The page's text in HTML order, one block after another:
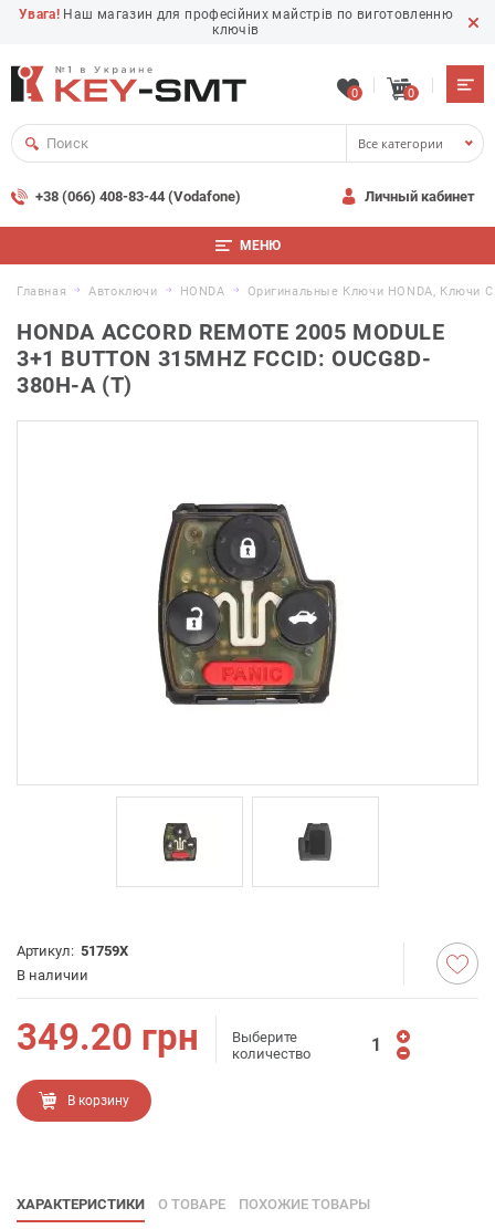
Увага! Наш магазин для професійних майстрів по виготовленню
ключів
0 0
Все категории
+38 (066) 408-83-44 (Vodafone) Личный кабинет
МЕНЮ
Главная Автоключи HONDA Оригинальные Ключи HONDA, Ключи
HONDA ACCORD REMOTE 2005 MODULE
3+1 BUTTON 315MHZ FCCID: OUCG8D-
380H-A (T)
Артикул: 51759X
В наличии
349.20 грн
Выберите
количество
В корзину
ХАРАКТЕРИСТИКИ О ТОВАРЕ ПОХОЖИЕ ТОВАРЫ